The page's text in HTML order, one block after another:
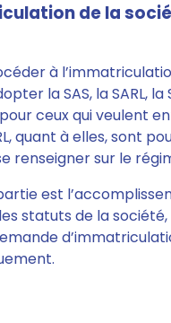
de la
à
la SAS, la SARL, la
ceux qui veulent
quant à elles, sont
renseigner sur le
est
statuts de la